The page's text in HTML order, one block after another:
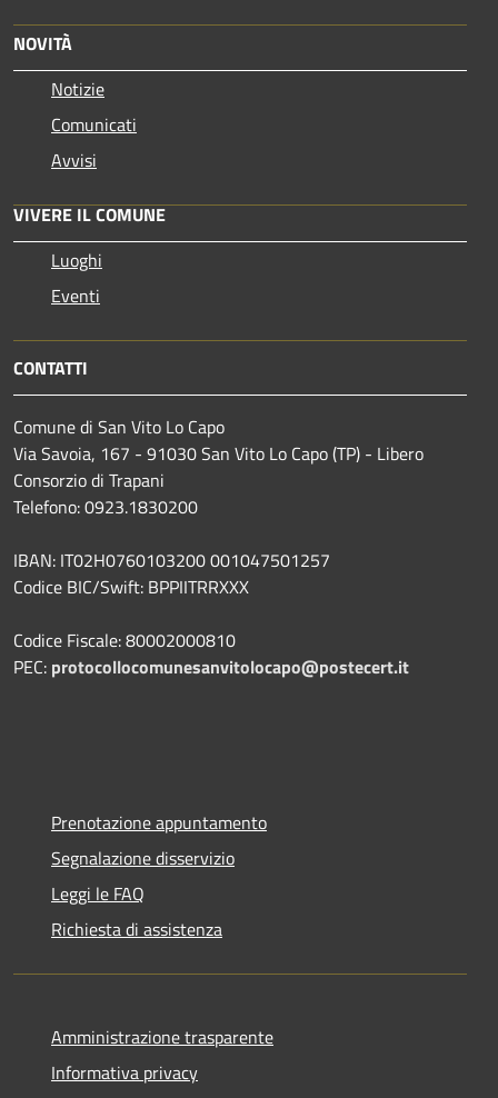
NOVITÀ
Notizie
Comunicati
Avvisi
VIVERE IL COMUNE
Luoghi
Eventi
CONTATTI
Comune di San Vito Lo Capo
Via Savoia, 167 - 91030 San Vito Lo Capo (TP) - Libero
Consorzio di Trapani
Telefono: 0923.1830200
IBAN: IT02H0760103200 001047501257
Codice BIC/Swift: BPPIITRRXXX
Codice Fiscale: 80002000810
PEC: protocollocomunesanvitolocapo@postecert.it
Prenotazione appuntamento
Segnalazione disservizio
Leggi le FAQ
Richiesta di assistenza
Amministrazione trasparente
Informativa privacy